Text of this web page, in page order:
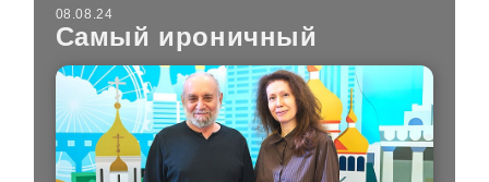
08.08.24
Самый ироничный